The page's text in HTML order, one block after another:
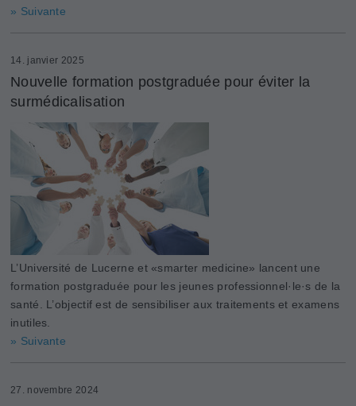
» Suivante
14. janvier 2025
Nouvelle formation postgraduée pour éviter la
surmédicalisation
L’Université de Lucerne et «smarter medicine» lancent une
formation postgraduée pour les jeunes professionnel·le·s de la
santé. L’objectif est de sensibiliser aux traitements et examens
inutiles.
» Suivante
27. novembre 2024